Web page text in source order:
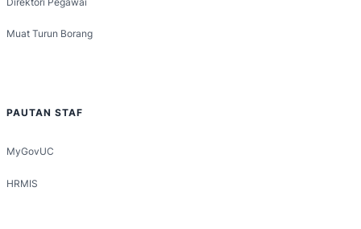
Muat Turun Borang
PAUTAN STAF
MyGovUC
HRMIS